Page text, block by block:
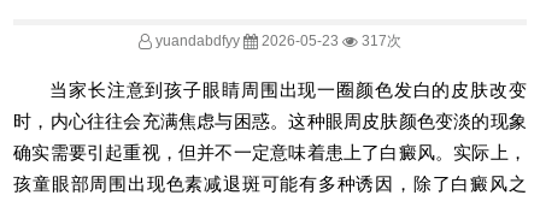
yuandabdfyy 2026-05-23 317次
当家长注意到孩子眼睛周围出现一圈颜色发白的皮肤改变
时，内心往往会充满焦虑与困惑。这种眼周皮肤颜色变淡的现象
确实需要引起重视，但并不一定意味着患上了白癜风。实际上，
孩童眼部周围出现色素减退斑可能有多种诱因，除了白癜风之